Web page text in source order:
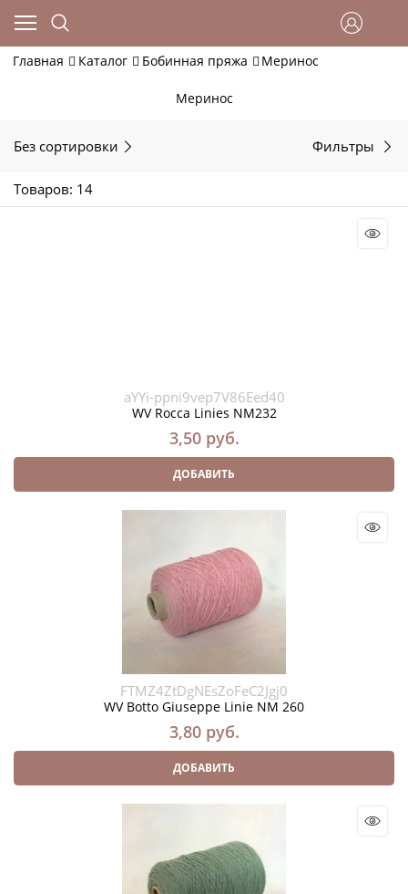
Главная Каталог Бобинная пряжа Меринос
Меринос
Без сортировки Фильтры
Товаров: 14
aYYi-ppni9vep7V86Eed40
WV Rocca Linies NM232
3,50 руб.
ДОБАВИТЬ
FTMZ4ZtDgNEsZoFeC2Jgj0
WV Botto Giuseppe Linie NM 260
3,80 руб.
ДОБАВИТЬ